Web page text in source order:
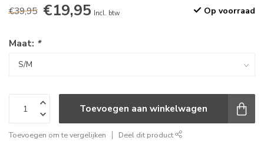
€39,95 €19,95 Incl. btw Op voorraad
Maat: *
Toevoegen aan winkelwagen
Toevoegen om te vergelijken Deel dit product